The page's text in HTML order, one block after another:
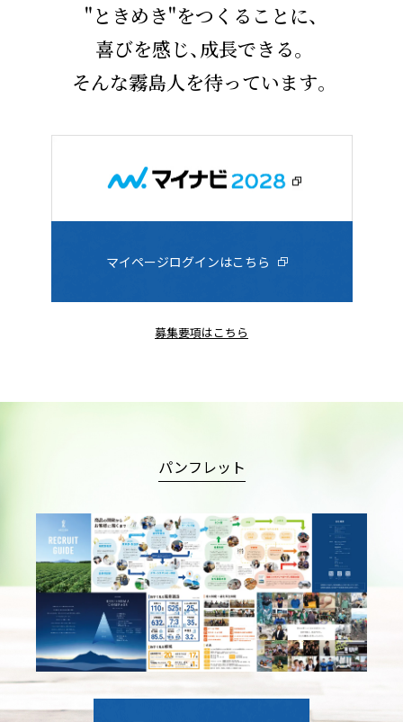
"ときめき"をつくることに、
喜びを感じ、成長できる。
そんな霧島人を待っています。
マイページログインはこちら
募集要項はこちら
パンフレット